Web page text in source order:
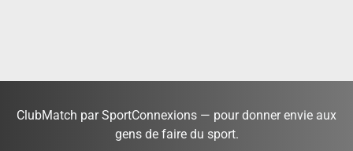
ClubMatch par SportConnexions — pour donner envie aux
gens de faire du sport.